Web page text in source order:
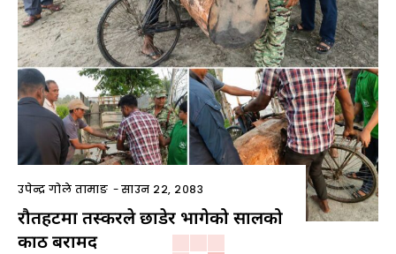
उपेन्द्र गोले तामाङ -साउन २२, २०८३
रौतहटमा तस्करले छाडेर भागेको सालको
काठ बरामद